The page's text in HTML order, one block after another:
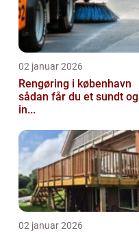
02 januar 2026
Rengøring i københavn
sådan får du et sundt og
in...
02 januar 2026